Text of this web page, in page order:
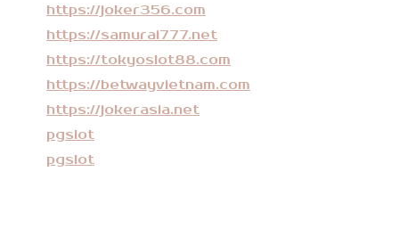
ถอน
https://joker356.com
https://samurai777.net
https://tokyoslot88.com
https://betwayvietnam.com
https://jokerasia.net
pgslot
pgslot